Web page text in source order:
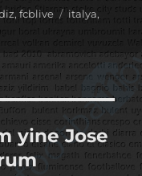
, fcblive Etiketler
italya,
yine Jose